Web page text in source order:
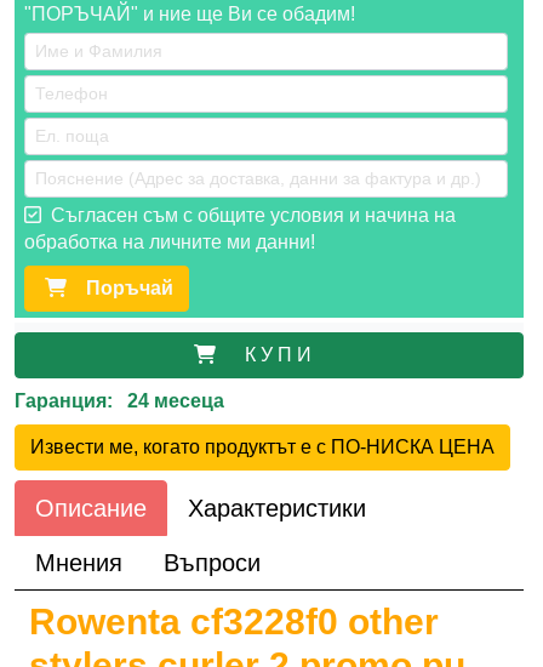
"ПОРЪЧАЙ" и ние ще Ви се обадим!
Съгласен съм с общите условия и начина на
обработка на личните ми данни!
Поръчай
К У П И
Гаранция: 24 месеца
Извести ме, когато продуктът е с ПО-НИСКА ЦЕНА
Описание Характеристики
Мнения Въпроси
Rowenta cf3228f0 other